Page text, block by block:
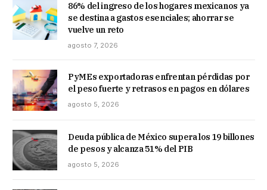
86% del ingreso de los hogares mexicanos ya
se destina a gastos esenciales; ahorrar se
vuelve un reto
agosto 7, 2026
PyMEs exportadoras enfrentan pérdidas por
el peso fuerte y retrasos en pagos en dólares
agosto 5, 2026
Deuda pública de México supera los 19 billones
de pesos y alcanza 51% del PIB
agosto 5, 2026